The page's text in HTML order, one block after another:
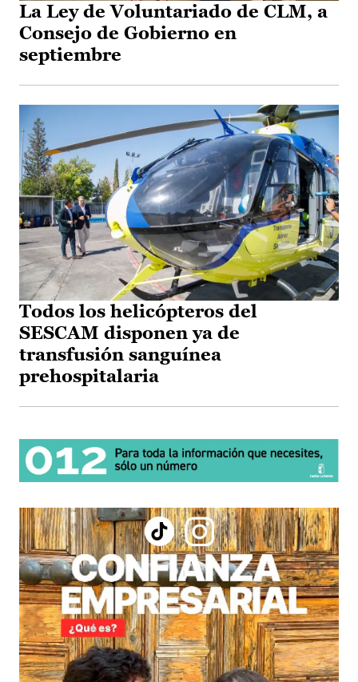
La Ley de Voluntariado de CLM, a
Consejo de Gobierno en
septiembre
Todos los helicópteros del
SESCAM disponen ya de
transfusión sanguínea
prehospitalaria